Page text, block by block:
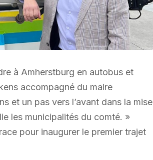
à Amherstburg en autobus et
accompagné du maire
et un pas vers l’avant dans la mise
les municipalités du comté. »
pour inaugurer le premier trajet